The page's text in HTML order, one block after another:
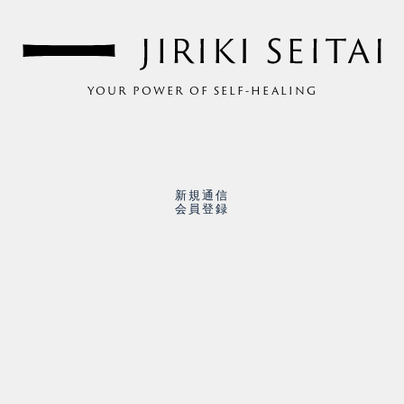
YOUR POWER OF SELF-HEALING
新規通信
会員登録